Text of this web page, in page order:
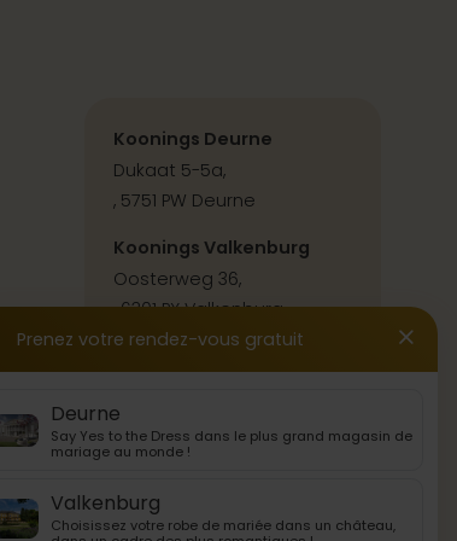
Koonings Deurne
Dukaat 5-5a,
, 5751 PW Deurne
Koonings Valkenburg
Oosterweg 36,
, 6301 PX Valkenburg
Contact & itinéraire